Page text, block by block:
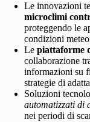
Le innovazioni
microclimi
proteggendo le
condizioni
Le piattaforme
collaborazione
informazioni su
strategie di
Soluzioni
automatizzati di
nei periodi di